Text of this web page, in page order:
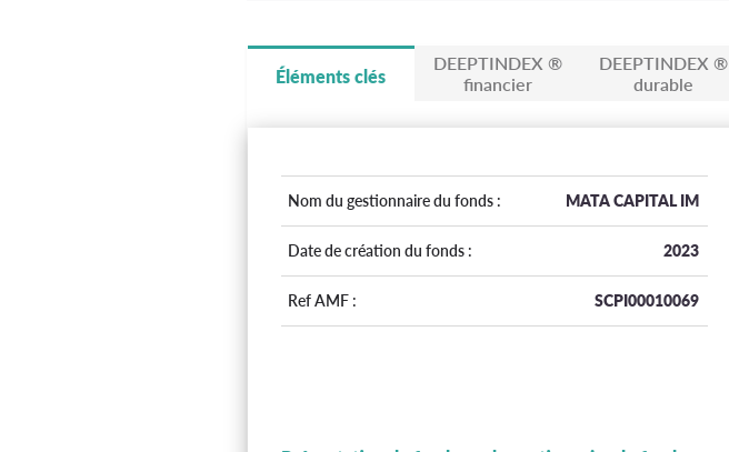
Éléments clés
DEEPTINDEX ®
financier
DEEPTINDEX ®
durable
Nom du gestionnaire du fonds : MATA CAPITAL IM
Date de création du fonds : 2023
Ref AMF : SCPI00010069